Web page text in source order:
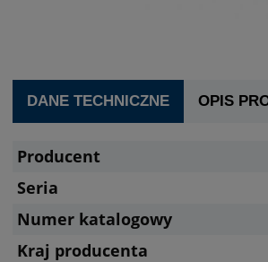
DANE TECHNICZNE OPIS
Producent
Seria
Numer katalogowy
Kraj producenta